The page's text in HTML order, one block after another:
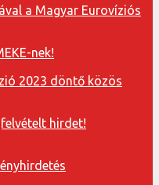
a Magyar Eurovíziós
nek!
2023 döntő közös
hirdet!